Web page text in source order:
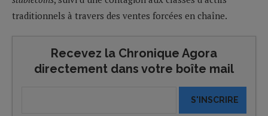
traditionnels à travers des ventes forcées en chaîne.
Recevez la Chronique Agora
directement dans votre boîte mail
S'INSCRIRE